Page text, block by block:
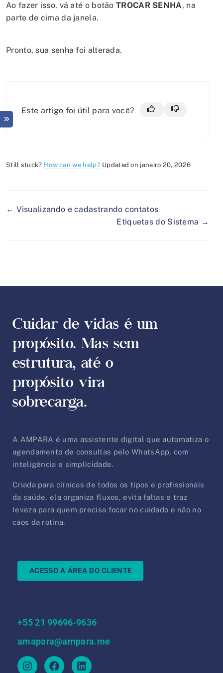
Ao fazer isso, vá até o botão TROCAR SENHA, na
parte de cima da janela.
Pronto, sua senha foi alterada.
Este artigo foi útil para você?
Still stuck? How can we help? Updated on janeiro 20, 2026
← Visualizando e cadastrando contatos
Etiquetas do Sistema →
Cuidar de vidas é um
propósito. Mas sem
estrutura, até o
propósito vira
sobrecarga.
A AMPARA é uma assistente digital que automatiza o
agendamento de consultas pelo WhatsApp, com
inteligência e simplicidade.
Criada para clínicas de todos os tipos e profissionais
da saúde, ela organiza fluxos, evita faltas e traz
leveza para quem precisa focar no cuidado e não no
caos da rotina.
ACESSO A ÁREA DO CLIENTE
‪+55 21 99696‑9636‬
amapara@ampara.me